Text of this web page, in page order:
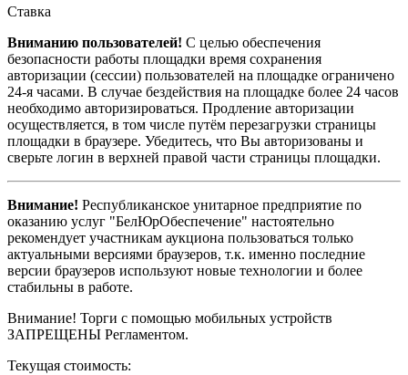
Ставка
Вниманию пользователей! С целью обеспечения
безопасности работы площадки время сохранения
авторизации (сессии) пользователей на площадке ограничено
24-я часами. В случае бездействия на площадке более 24 часов
необходимо авторизироваться. Продление авторизации
осуществляется, в том числе путём перезагрузки страницы
площадки в браузере. Убедитесь, что Вы авторизованы и
сверьте логин в верхней правой части страницы площадки.
Внимание! Республиканское унитарное предприятие по
оказанию услуг "БелЮрОбеспечение" настоятельно
рекомендует участникам аукциона пользоваться только
актуальными версиями браузеров, т.к. именно последние
версии браузеров используют новые технологии и более
стабильны в работе.
Внимание! Торги с помощью мобильных устройств
ЗАПРЕЩЕНЫ Регламентом.
Текущая стоимость: